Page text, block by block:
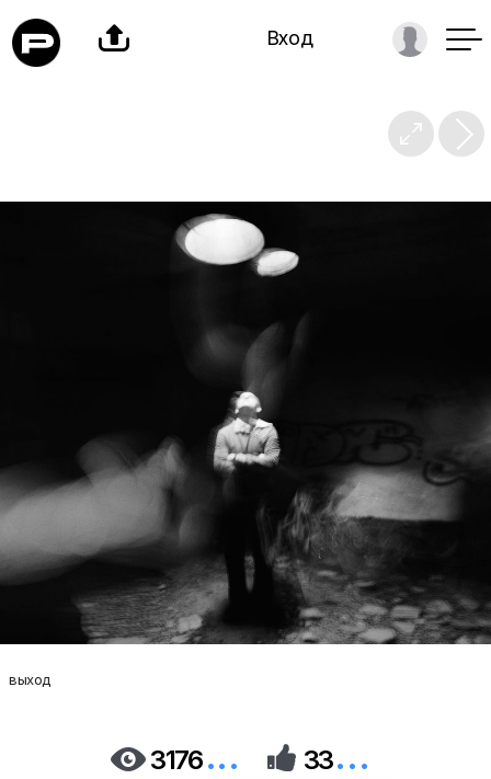
 Вход

выход
3176...  33...